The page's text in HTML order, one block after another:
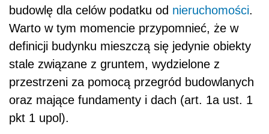
budowlę dla celów podatku od nieruchomości.
Warto w tym momencie przypomnieć, że w
definicji budynku mieszczą się jedynie obiekty
stale związane z gruntem, wydzielone z
przestrzeni za pomocą przegród budowlanych
oraz mające fundamenty i dach (art. 1a ust. 1
pkt 1 upol).